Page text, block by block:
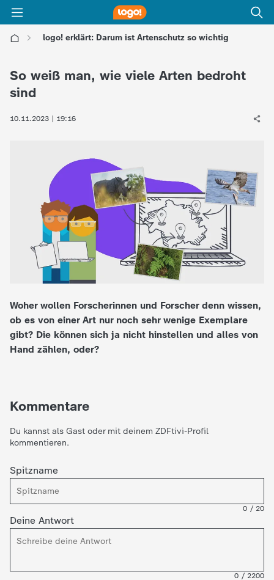
logo! erklärt: Darum ist Artenschutz so wichtig
o
g
e
K
d
n
a
So weiß man, wie viele Arten bedroht
sind
10.11.2023 | 19:16
Woher wollen Forscherinnen und Forscher denn wissen,
ob es von einer Art nur noch sehr wenige Exemplare
gibt? Die können sich ja nicht hinstellen und alles von
Hand zählen, oder?
Kommentare
Du kannst als Gast oder mit deinem ZDFtivi-Profil
kommentieren.
Spitzname
0 / 20
Deine Antwort
0 / 2200